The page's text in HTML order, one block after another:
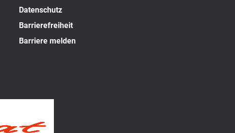
Datenschutz
Barrierefreiheit
Barriere melden